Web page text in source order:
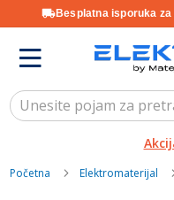
Besplatna isporuka
Početna Elektromaterijal